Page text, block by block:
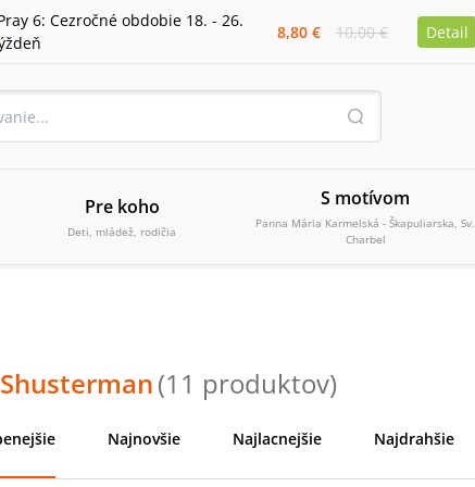
6: Cezročné obdobie 18. - 26.
8,80 € 10,00 € Detail
Pre koho
Deti, mládež, rodičia
S motívom
Panna Mária Karmelská - Škapuliarska, Sv.
Charbel
(11 produktov)
Najnovšie Najlacnejšie Najdrahšie